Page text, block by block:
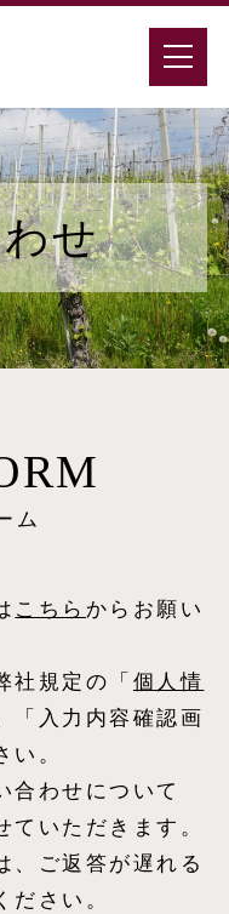
せ
ム
こちら からお願い
社規定の「個⼈情
「入力内容確認画
。
合わせについて
いただきます。
、ご返答が遅れる
さい。